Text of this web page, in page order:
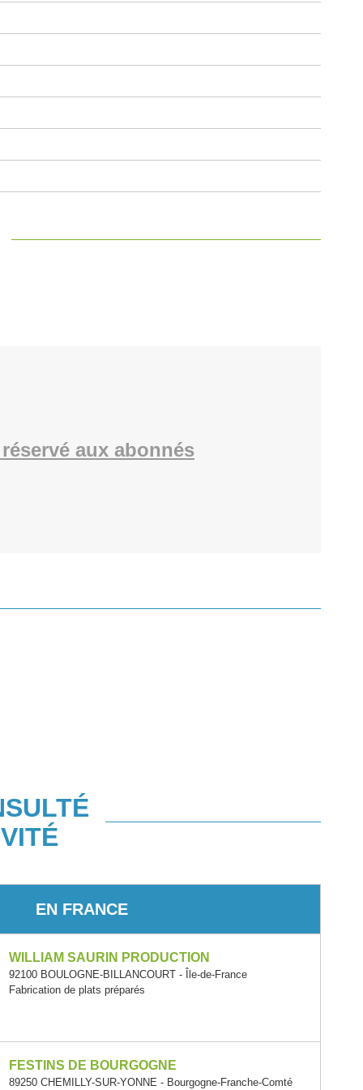
aux abonnés
EN FRANCE
WILLIAM SAURIN PRODUCTION
92100 BOULOGNE-BILLANCOURT - Île-de-France
Fabrication de plats préparés
FESTINS DE BOURGOGNE
89250 CHEMILLY-SUR-YONNE - Bourgogne-Franche-Comté